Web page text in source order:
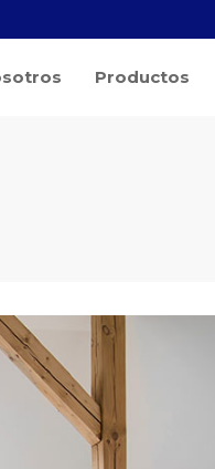
Productos